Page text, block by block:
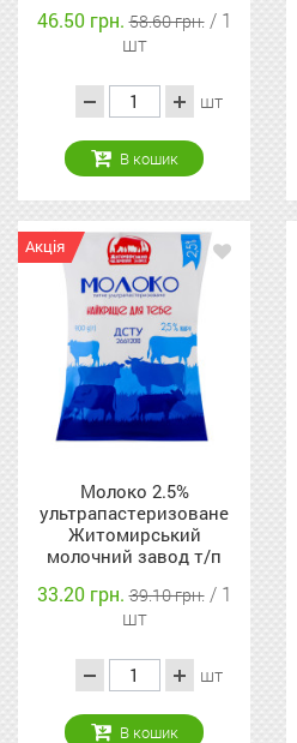
46.50 грн.58.60 грн. / 1
шт
шт
В кошик
Акція
Молоко 2.5%
ультрапастеризоване
Житомирський
молочний завод т/п
33.20 грн.39.10 грн. / 1
шт
шт
В кошик